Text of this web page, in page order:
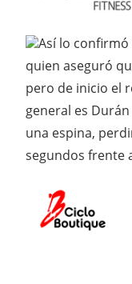
Así lo confirmó
quien aseguró
pero de inicio el
general es
una espina,
segundos frente